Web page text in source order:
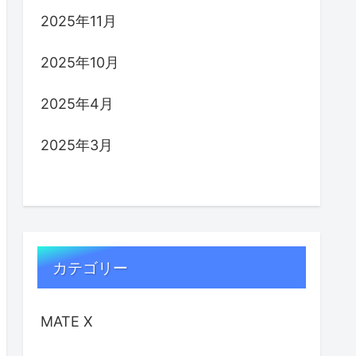
2025年11月
2025年10月
2025年4月
2025年3月
カテゴリー
MATE X